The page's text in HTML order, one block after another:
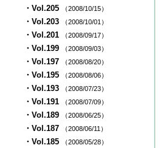
・Vol.205 （2008/10/15）
・Vol.203 （2008/10/01）
・Vol.201 （2008/09/17）
・Vol.199 （2008/09/03）
・Vol.197 （2008/08/20）
・Vol.195 （2008/08/06）
・Vol.193 （2008/07/23）
・Vol.191 （2008/07/09）
・Vol.189 （2008/06/25）
・Vol.187 （2008/06/11）
・Vol.185 （2008/05/28）